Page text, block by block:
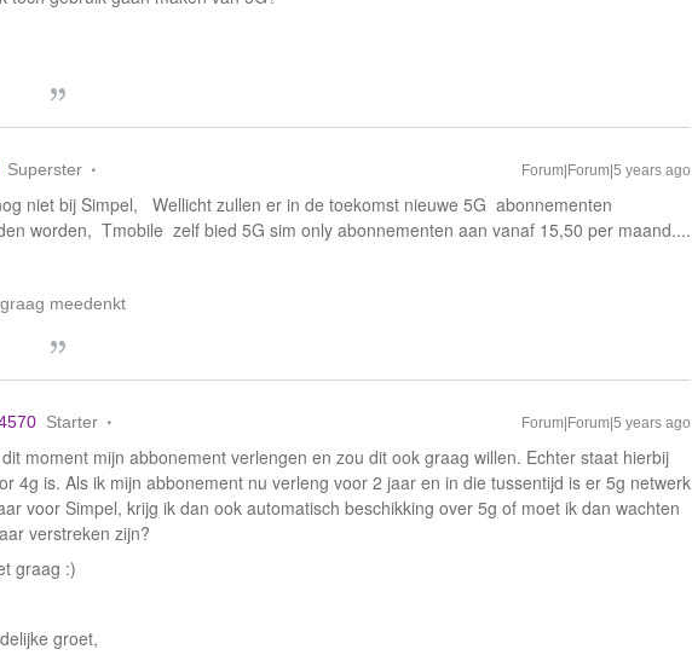
Superster Forum|Forum|5 years ago
niet bij Simpel, Wellicht zullen er in de toekomst nieuwe 5G abonnementen
worden, Tmobile zelf bied 5G sim only abonnementen aan vanaf 15,50 per maand....
meedenkt
Starter Forum|Forum|5 years ago
moment mijn abbonement verlengen en zou dit ook graag willen. Echter staat hierbij
4g is. Als ik mijn abbonement nu verleng voor 2 jaar en in die tussentijd is er 5g netwerk
voor Simpel, krijg ik dan ook automatisch beschikking over 5g of moet ik dan wachten
verstreken zijn?
graag :)
groet,